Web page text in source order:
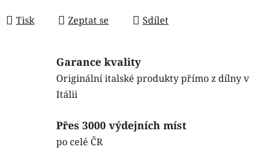
Tisk Zeptat se Sdílet
Garance kvality
Originální italské produkty přímo z dílny v
Itálii
Přes 3000 výdejních míst
po celé ČR